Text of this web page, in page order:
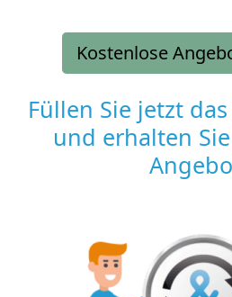
Kostenlose
Füllen Sie jetzt
und erhalten